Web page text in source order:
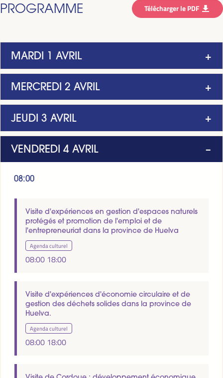
PROGRAMME Télécharger le PDF
MARDI 1 AVRIL
MERCREDI 2 AVRIL
JEUDI 3 AVRIL
VENDREDI 4 AVRIL
08:00
Visite d'expériences en gestion d'espaces naturels
protégés et promotion de l'emploi et de
l'entrepreneuriat dans la province de Huelva
Agenda culturel
08:00 18:00
Visite d'expériences d'économie circulaire et de
gestion des déchets solides dans la province de
Huelva.
Agenda culturel
08:00 18:00